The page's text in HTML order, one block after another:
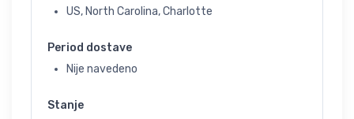
US, North Carolina, Charlotte
Period dostave
Nije navedeno
Stanje